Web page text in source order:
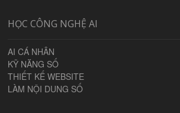
HỌC CÔNG NGHỆ AI
AI CÁ NHÂN
KỸ NĂNG SỐ
THIẾT KẾ WEBSITE
LÀM NỘI DUNG SỐ